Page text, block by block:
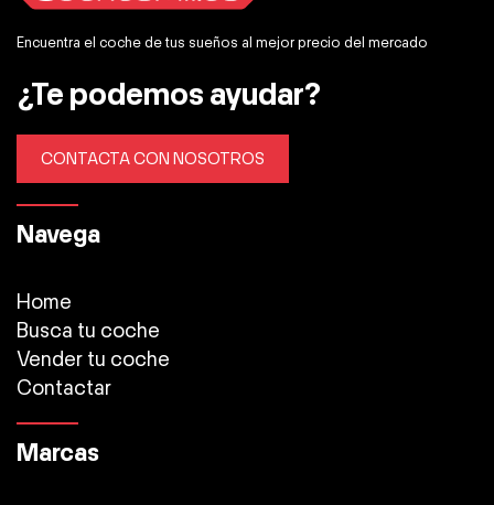
Encuentra el coche de tus sueños al mejor precio del mercado
¿Te podemos ayudar?
CONTACTA CON NOSOTROS
Navega
Home
Busca tu coche
Vender tu coche
Contactar
Marcas